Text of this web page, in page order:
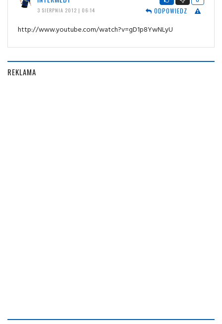
3 SIERPNIA 2012 | 06:14
ODPOWIEDZ
http://www.youtube.com/watch?v=gD1p8YwNLyU
REKLAMA